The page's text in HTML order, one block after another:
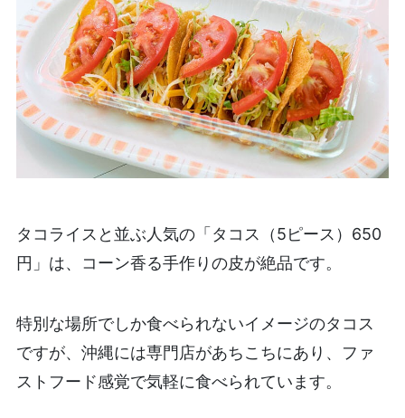
タコライスと並ぶ人気の「タコス（5ピース）650
円」は、コーン香る手作りの皮が絶品です。
特別な場所でしか食べられないイメージのタコス
ですが、沖縄には専門店があちこちにあり、ファ
ストフード感覚で気軽に食べられています。